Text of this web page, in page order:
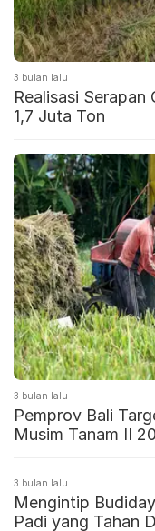
3 bulan lalu
Realisasi Serapan
1,7 Juta Ton
3 bulan lalu
Pemprov Bali
Musim Tanam II
3 bulan lalu
Mengintip
Padi yang Tahan